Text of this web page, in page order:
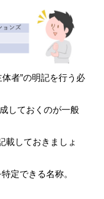
者”の明記を行う必
しておくのが一般
載しておきましょ
定できる名称。